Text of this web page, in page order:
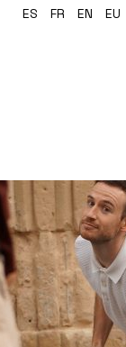
ES FR EN EU